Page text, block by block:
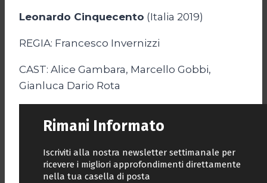
Leonardo Cinquecento (Italia 2019)
REGIA: Francesco Invernizzi
CAST: Alice Gambara, Marcello Gobbi,
Gianluca Dario Rota
Rimani Informato
Iscriviti alla nostra newsletter settimanale per
ricevere i migliori approfondimenti direttamente
nella tua casella di posta